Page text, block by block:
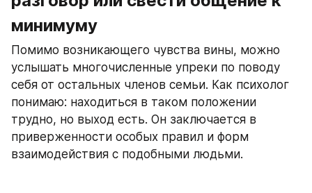
минимуму
Помимо возникающего чувства вины, можно
услышать многочисленные упреки по поводу
себя от остальных членов семьи. Как психолог
понимаю: находиться в таком положении
трудно, но выход есть. Он заключается в
приверженности особых правил и форм
взаимодействия с подобными людьми.